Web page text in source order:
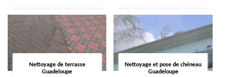
Nettoyage de terrasse
Guadeloupe
Nettoyage et pose de chéneau
Guadeloupe